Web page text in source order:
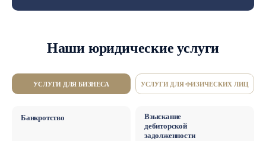
Наши юридические услуги
УСЛУГИ ДЛЯ БИЗНЕСА УСЛУГИ ДЛЯ ФИЗИЧЕСКИХ ЛИЦ
Банкротство
Взыскание
дебиторской
задолженности